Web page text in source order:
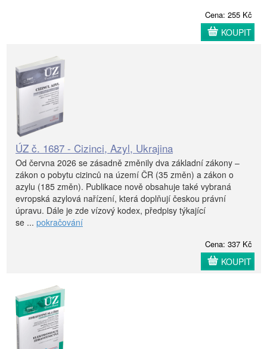
Cena: 255 Kč
KOUPIT
ÚZ č. 1687 - Cizinci, Azyl, Ukrajina
Od června 2026 se zásadně změnily dva základní zákony –
zákon o pobytu cizinců na území ČR (35 změn) a zákon o
azylu (185 změn). Publikace nově obsahuje také vybraná
evropská azylová nařízení, která doplňují českou právní
úpravu. Dále je zde vízový kodex, předpisy týkající
se ... pokračování
Cena: 337 Kč
KOUPIT